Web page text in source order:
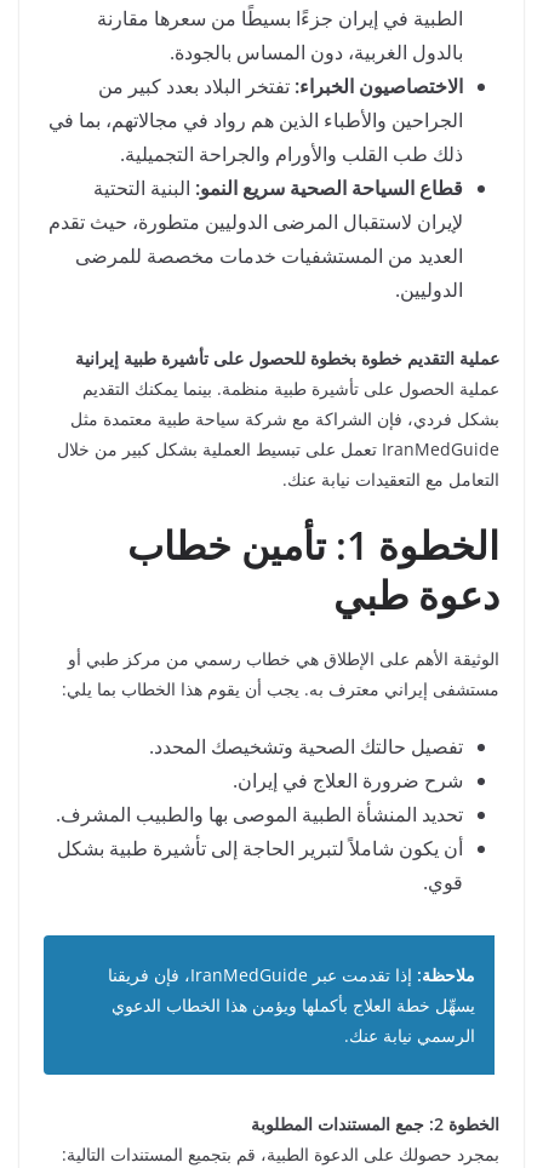
الطبية في إيران جزءًا بسيطًا من سعرها مقارنة
بالدول الغربية، دون المساس بالجودة.
الاختصاصيون الخبراء: تفتخر البلاد بعدد كبير من
الجراحين والأطباء الذين هم رواد في مجالاتهم، بما في
ذلك طب القلب والأورام والجراحة التجميلية.
قطاع السياحة الصحية سريع النمو: البنية التحتية
لإيران لاستقبال المرضى الدوليين متطورة، حيث تقدم
العديد من المستشفيات خدمات مخصصة للمرضى
الدوليين.
عملية التقديم خطوة بخطوة للحصول على تأشيرة طبية إيرانية
عملية الحصول على تأشيرة طبية منظمة. بينما يمكنك التقديم
بشكل فردي، فإن الشراكة مع شركة سياحة طبية معتمدة مثل
IranMedGuide تعمل على تبسيط العملية بشكل كبير من خلال
التعامل مع التعقيدات نيابة عنك.
الخطوة 1: تأمين خطاب
دعوة طبي
الوثيقة الأهم على الإطلاق هي خطاب رسمي من مركز طبي أو
مستشفى إيراني معترف به. يجب أن يقوم هذا الخطاب بما يلي:
تفصيل حالتك الصحية وتشخيصك المحدد.
شرح ضرورة العلاج في إيران.
تحديد المنشأة الطبية الموصى بها والطبيب المشرف.
أن يكون شاملاً لتبرير الحاجة إلى تأشيرة طبية بشكل
قوي.
ملاحظة:
إذا تقدمت عبر IranMedGuide، فإن فريقنا
يسهِّل خطة العلاج بأكملها ويؤمن هذا الخطاب الدعوي
الرسمي نيابة عنك.
الخطوة 2: جمع المستندات المطلوبة
بمجرد حصولك على الدعوة الطبية، قم بتجميع المستندات التالية: